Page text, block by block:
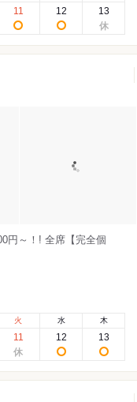
11 12 13
円～！! 全席【完全個
火
11
水
12
木
13